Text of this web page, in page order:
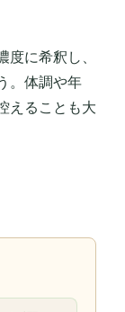
に希釈し、
。体調や年
えることも大